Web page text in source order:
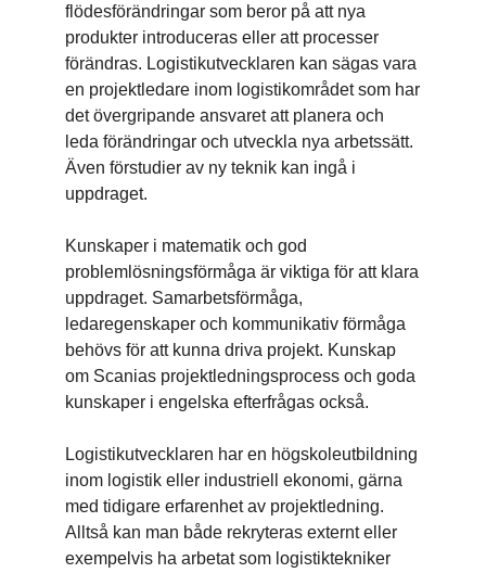
flödesförändringar som beror på att nya
produkter introduceras eller att processer
förändras. Logistikutvecklaren kan sägas vara
en projektledare inom logistikområdet som har
det övergripande ansvaret att planera och
leda förändringar och utveckla nya arbetssätt.
Även förstudier av ny teknik kan ingå i
uppdraget.
Kunskaper i matematik och god
problemlösningsförmåga är viktiga för att klara
uppdraget. Samarbetsförmåga,
ledaregenskaper och kommunikativ förmåga
behövs för att kunna driva projekt. Kunskap
om Scanias projektledningsprocess och goda
kunskaper i engelska efterfrågas också.
Logistikutvecklaren har en högskoleutbildning
inom logistik eller industriell ekonomi, gärna
med tidigare erfarenhet av projektledning.
Alltså kan man både rekryteras externt eller
exempelvis ha arbetat som logistiktekniker